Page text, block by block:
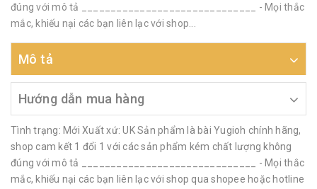
đúng với mô tả ______________________________ - Mọi thắc
mắc, khiếu nại các bạn liên lạc với shop...
Mô tả
Hướng dẫn mua hàng
Tình trạng: Mới Xuất xứ: UK Sản phẩm là bài Yugioh chính hãng,
shop cam kết 1 đổi 1 với các sản phẩm kém chất lượng không
đúng với mô tả ______________________________ - Mọi thắc
mắc, khiếu nại các bạn liên lạc với shop qua shopee hoặc hotline